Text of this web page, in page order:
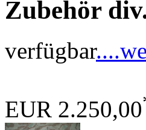
Zubehör
verfügbar
EUR 2.250,00